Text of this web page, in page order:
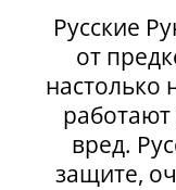
Русские
от
настолько
работают
вред.
защите,